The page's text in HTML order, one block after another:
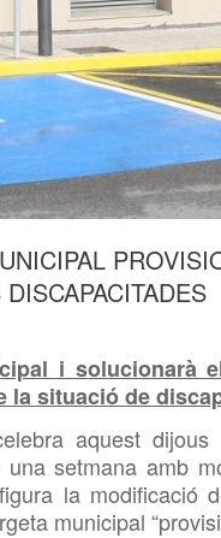
i solucionarà
la situació de
aquest
setmana amb
la modificació
municipal